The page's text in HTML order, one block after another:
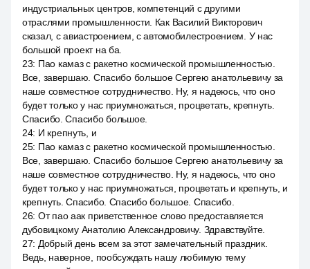
индустриальных центров, компетенций с другими
отраслями промышленности. Как Василий Викторович
сказал, с авиастроением, с автомобилестроением. У нас
большой проект на ба.
23: Пао камаз с ракетно космической промышленностью.
Все, завершаю. Спасибо большое Сергею анатольевичу за
наше совместное сотрудничество. Ну, я надеюсь, что оно
будет только у нас приумножаться, процветать, крепнуть.
Спасибо. Спасибо большое.
24: И крепнуть, и
25: Пао камаз с ракетно космической промышленностью.
Все, завершаю. Спасибо большое Сергею анатольевичу за
наше совместное сотрудничество. Ну, я надеюсь, что оно
будет только у нас приумножаться, процветать и крепнуть, и
крепнуть. Спасибо. Спасибо большое. Спасибо.
26: От пао аак приветственное слово предоставляется
дубовицкому Анатолию Александровичу. Здравствуйте.
27: Добрый день всем за этот замечательный праздник.
Ведь, наверное, пообсуждать нашу любимую тему